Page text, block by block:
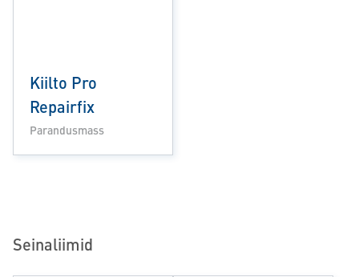
Kiilto Pro
Repairfix
Parandusmass
Seinaliimid